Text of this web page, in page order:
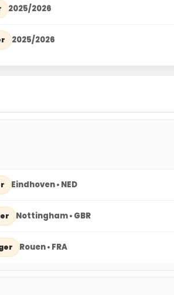
2025/2026
2025/2026
Eindhoven • NED
Nottingham • GBR
Rouen • FRA